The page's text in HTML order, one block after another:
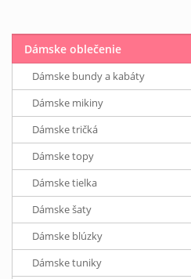
Dámske oblečenie
Dámske bundy a kabáty
Dámske mikiny
Dámske tričká
Dámske topy
Dámske tielka
Dámske šaty
Dámske blúzky
Dámske tuniky